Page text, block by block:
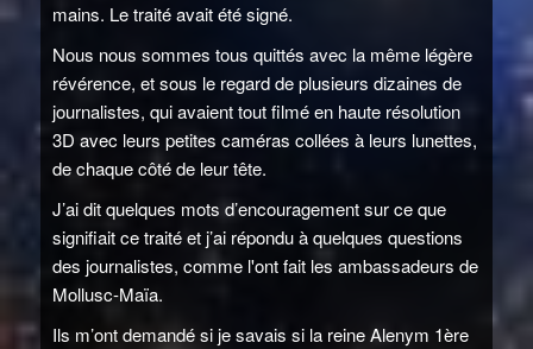
mains. Le traité avait été signé.
Nous nous sommes tous quittés avec la même légère
révérence, et sous le regard de plusieurs dizaines de
journalistes, qui avaient tout filmé en haute résolution
3D avec leurs petites caméras collées à leurs lunettes,
de chaque côté de leur tête.
J’ai dit quelques mots d’encouragement sur ce que
signifiait ce traité et j’ai répondu à quelques questions
des journalistes, comme l'ont fait les ambassadeurs de
Mollusc-Maïa.
Ils m’ont demandé si je savais si la reine Alenym 1ère